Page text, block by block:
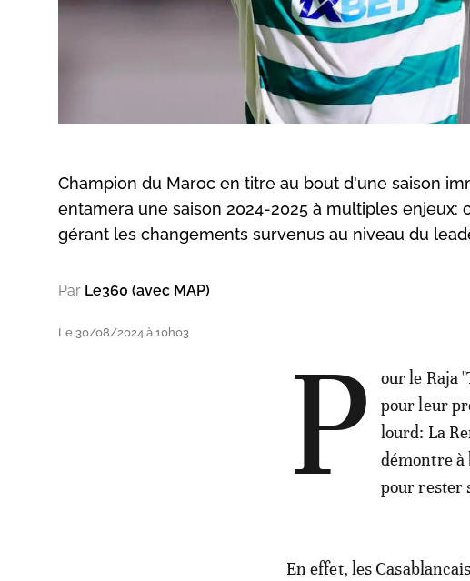
Champion du Maroc en titre au bout d'une saison
entamera une saison 2024-2025 à multiples
gérant les changements survenus au niveau du
Par Le360 (avec MAP)
Le 30/08/2024 à 10h03 P
our le Raja
pour leur
lourd: La
démontre à
pour rester
En effet, les